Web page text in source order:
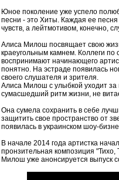
Юное поколение уже успело
песни - это Хиты. Каждая ее песня
чувств, а лейтмотивом, конечно,
Алиса Милош посвящает свою
краеугольным камнем. Коллеги
воспринимают начинающего
понятно. На эстраде появилась
своего слушателя и зрителя.
Алиса Милош с улыбкой уходит за
сумасшедший ритм жизни, не
Она сумела сохранить в себе
защитить свое пространство от
появилась в украинском шоу-
В начале 2014 года артистка
пронзительная композиция "Тихо,
Милош уже анонсируется выпуск